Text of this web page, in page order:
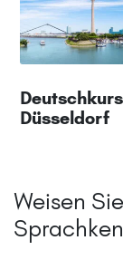
Deutschkurs
Düsseldorf
Weisen